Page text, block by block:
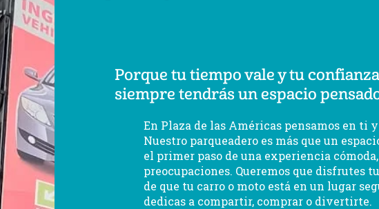
Porque tu tiempo vale y tu
siempre tendrás un espacio
En Plaza de las Américas pensamos en ti
Nuestro parqueadero es más que un
el primer paso de una experiencia
preocupaciones. Queremos que disfrutes
de que tu carro o moto está en un lugar
dedicas a compartir, comprar o divertirte.